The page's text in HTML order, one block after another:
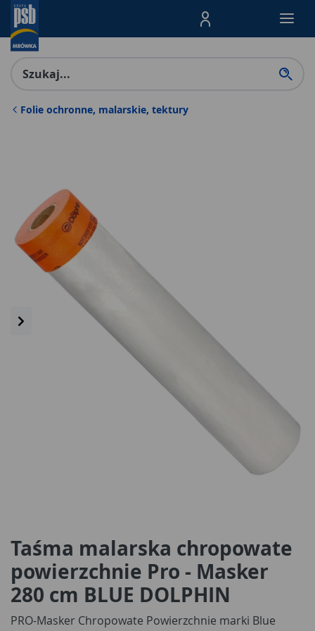
Menu Produktów,
Folie ochronne, malarskie, tektury
Taśma malarska chropowate
powierzchnie Pro - Masker
280 cm BLUE DOLPHIN
PRO-Masker Chropowate Powierzchnie marki Blue